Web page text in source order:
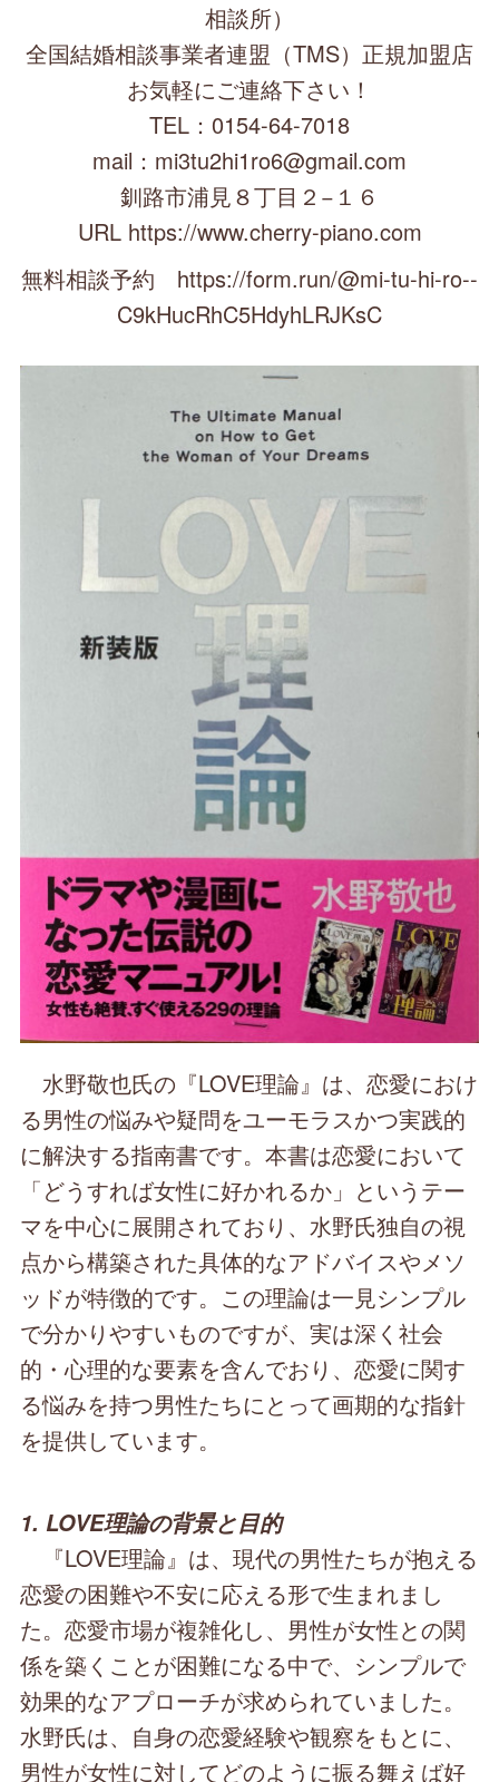
相談所）
全国結婚相談事業者連盟（TMS）正規加盟店
お気軽にご連絡下さい！
TEL：0154-64-7018
mail：mi3tu2hi1ro6@gmail.com
釧路市浦見８丁目２−１６
URL https://www.cherry-piano.com
無料相談予約 https://form.run/@mi-tu-hi-ro--
C9kHucRhC5HdyhLRJKsC
水野敬也氏の『LOVE理論』は、恋愛におけ
る男性の悩みや疑問をユーモラスかつ実践的
に解決する指南書です。本書は恋愛において
「どうすれば女性に好かれるか」というテー
マを中心に展開されており、水野氏独自の視
点から構築された具体的なアドバイスやメソ
ッドが特徴的です。この理論は一見シンプル
で分かりやすいものですが、実は深く社会
的・心理的な要素を含んでおり、恋愛に関す
る悩みを持つ男性たちにとって画期的な指針
を提供しています。
1. LOVE理論の背景と目的
『LOVE理論』は、現代の男性たちが抱える
恋愛の困難や不安に応える形で生まれまし
た。恋愛市場が複雑化し、男性が女性との関
係を築くことが困難になる中で、シンプルで
効果的なアプローチが求められていました。
水野氏は、自身の恋愛経験や観察をもとに、
男性が女性に対してどのように振る舞えば好